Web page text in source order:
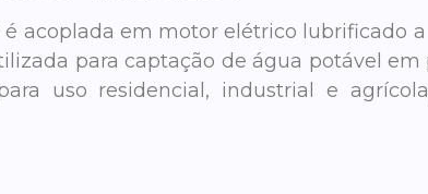
é acoplada em motor elétrico lubrificado
para captação de água potável
uso residencial, industrial e